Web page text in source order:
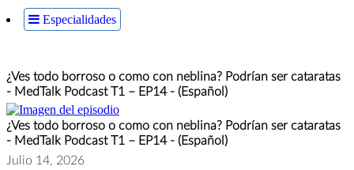
Especialidades
¿Ves todo borroso o como con neblina? Podrían ser cataratas
- MedTalk Podcast T1 – EP14 - (Español)
¿Ves todo borroso o como con neblina? Podrían ser cataratas
- MedTalk Podcast T1 – EP14 - (Español)
Julio 14, 2026